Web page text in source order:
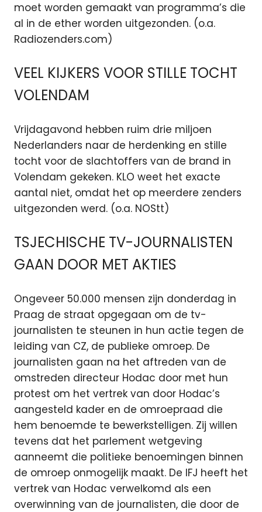
moet worden gemaakt van programma’s die
al in de ether worden uitgezonden. (o.a.
Radiozenders.com)
VEEL KIJKERS VOOR STILLE TOCHT
VOLENDAM
Vrijdagavond hebben ruim drie miljoen
Nederlanders naar de herdenking en stille
tocht voor de slachtoffers van de brand in
Volendam gekeken. KLO weet het exacte
aantal niet, omdat het op meerdere zenders
uitgezonden werd. (o.a. NOStt)
TSJECHISCHE TV-JOURNALISTEN
GAAN DOOR MET AKTIES
Ongeveer 50.000 mensen zijn donderdag in
Praag de straat opgegaan om de tv-
journalisten te steunen in hun actie tegen de
leiding van CZ, de publieke omroep. De
journalisten gaan na het aftreden van de
omstreden directeur Hodac door met hun
protest om het vertrek van door Hodac’s
aangesteld kader en de omroepraad die
hem benoemde te bewerkstelligen. Zij willen
tevens dat het parlement wetgeving
aanneemt die politieke benoemingen binnen
de omroep onmogelijk maakt. De IFJ heeft het
vertrek van Hodac verwelkomd als een
overwinning van de journalisten, die door de